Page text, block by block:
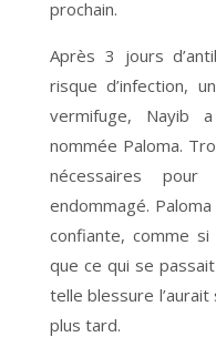
prochain.
Après 3 jours
risque d’infection,
vermifuge, Nayib
nommée Paloma.
nécessaires
endommagé.
confiante, comme
que ce qui se
telle blessure
plus tard.